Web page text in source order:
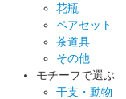
花瓶
ペアセット
茶道具
その他
モチーフで選ぶ
干支・動物